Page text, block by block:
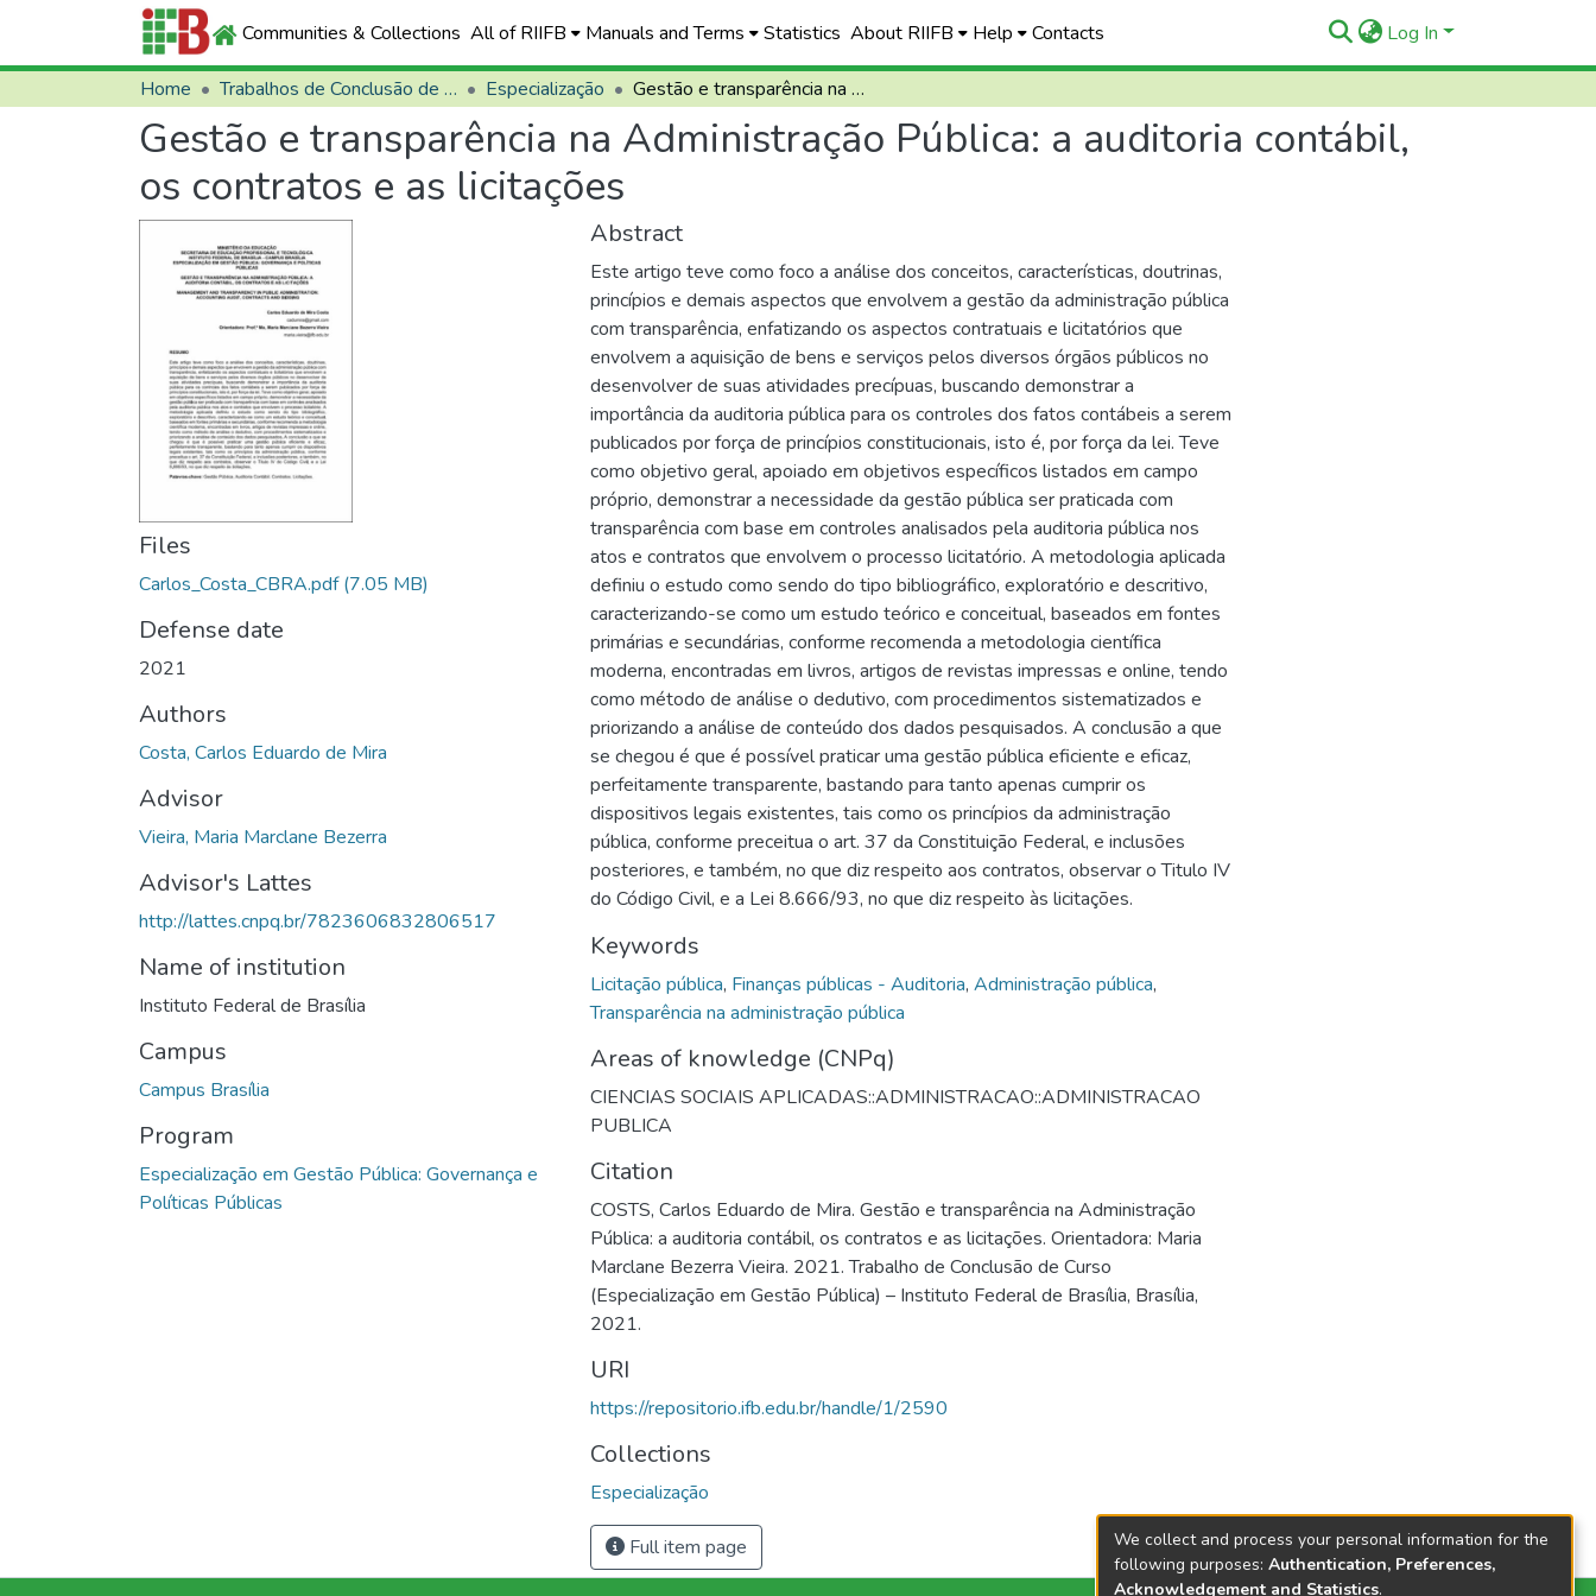
Communities & Collections All of RIIFB Manuals and Terms Statistics About RIIFB Help Contacts Log In
Home Trabalhos de Conclusão de Curso (TCCs) Especialização Gestão e transparência na Administração Pública: a auditoria contábil, os contratos e as licitações
Gestão e transparência na Administração Pública: a auditoria contábil,
os contratos e as licitações
Files
Carlos_Costa_CBRA.pdf(7.05 MB)
Defense date
2021
Authors
Costa, Carlos Eduardo de Mira
Advisor
Vieira, Maria Marclane Bezerra
Advisor's Lattes
http://lattes.cnpq.br/7823606832806517
Name of institution
Instituto Federal de Brasília
Campus
Campus Brasília
Program
Especialização em Gestão Pública: Governança e
Políticas Públicas
Abstract
Este artigo teve como foco a análise dos conceitos, características, doutrinas,
princípios e demais aspectos que envolvem a gestão da administração pública
com transparência, enfatizando os aspectos contratuais e licitatórios que
envolvem a aquisição de bens e serviços pelos diversos órgãos públicos no
desenvolver de suas atividades precípuas, buscando demonstrar a
importância da auditoria pública para os controles dos fatos contábeis a serem
publicados por força de princípios constitucionais, isto é, por força da lei. Teve
como objetivo geral, apoiado em objetivos específicos listados em campo
próprio, demonstrar a necessidade da gestão pública ser praticada com
transparência com base em controles analisados pela auditoria pública nos
atos e contratos que envolvem o processo licitatório. A metodologia aplicada
definiu o estudo como sendo do tipo bibliográfico, exploratório e descritivo,
caracterizando-se como um estudo teórico e conceitual, baseados em fontes
primárias e secundárias, conforme recomenda a metodologia científica
moderna, encontradas em livros, artigos de revistas impressas e online, tendo
como método de análise o dedutivo, com procedimentos sistematizados e
priorizando a análise de conteúdo dos dados pesquisados. A conclusão a que
se chegou é que é possível praticar uma gestão pública eficiente e eficaz,
perfeitamente transparente, bastando para tanto apenas cumprir os
dispositivos legais existentes, tais como os princípios da administração
pública, conforme preceitua o art. 37 da Constituição Federal, e inclusões
posteriores, e também, no que diz respeito aos contratos, observar o Titulo IV
do Código Civil, e a Lei 8.666/93, no que diz respeito às licitações.
Keywords
Licitação pública, Finanças públicas - Auditoria, Administração pública,
Transparência na administração pública
Areas of knowledge (CNPq)
CIENCIAS SOCIAIS APLICADAS::ADMINISTRACAO::ADMINISTRACAO
PUBLICA
Citation
COSTS, Carlos Eduardo de Mira. Gestão e transparência na Administração
Pública: a auditoria contábil, os contratos e as licitações. Orientadora: Maria
Marclane Bezerra Vieira. 2021. Trabalho de Conclusão de Curso
(Especialização em Gestão Pública) – Instituto Federal de Brasília, Brasília,
2021.
URI
https://repositorio.ifb.edu.br/handle/1/2590
Collections
Especialização
Full item page
We collect and process your personal information for the
following purposes: Authentication, Preferences,
Acknowledgement and Statistics.